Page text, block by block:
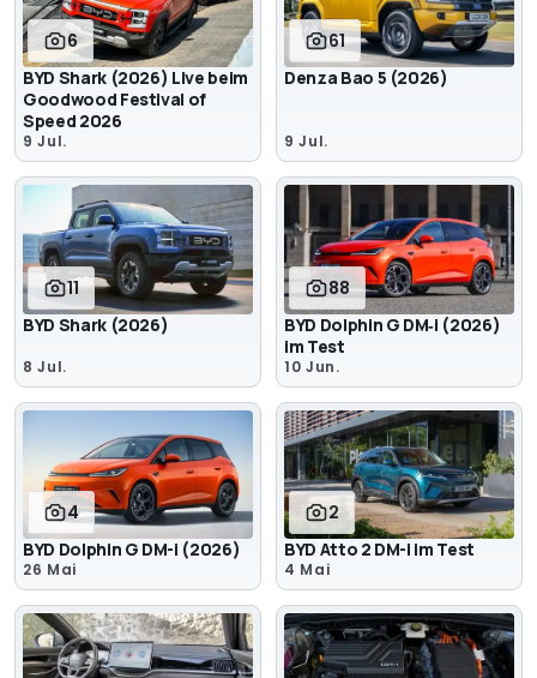
6
BYD Shark (2026) Live beim
Goodwood Festival of
Speed 2026
9 Jul.
61
Denza Bao 5 (2026)
9 Jul.
11
BYD Shark (2026)
8 Jul.
88
BYD Dolphin G DM‑i (2026)
im Test
10 Jun.
4
BYD Dolphin G DM-i (2026)
26 Mai
2
BYD Atto 2 DM-i im Test
4 Mai